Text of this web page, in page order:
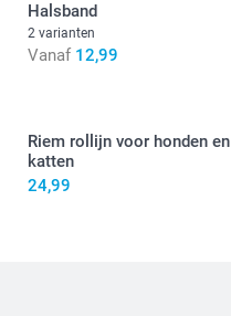
Halsband
2 varianten
Vanaf 12,99
Riem rollijn voor honden en
katten
24,99